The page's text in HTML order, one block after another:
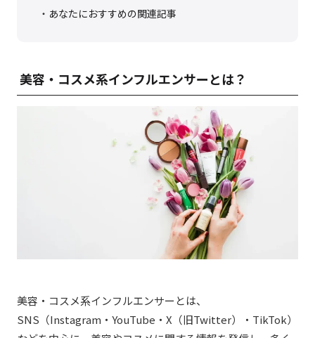
あなたにおすすめの関連記事
美容・コスメ系インフルエンサーとは？
美容・コスメ系インフルエンサーとは、
SNS（Instagram・YouTube・X（旧Twitter）・TikTok）